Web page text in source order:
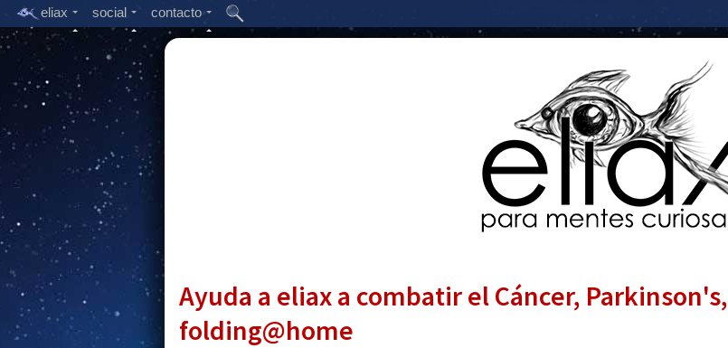
eliax social contacto
Ayuda a eliax a combatir el Cáncer,
folding@home